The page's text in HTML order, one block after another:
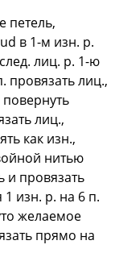
петель,
в 1-м изн. р.
лиц. р. 1-ю
провязать лиц.,
повернуть
лиц.,
как изн.,
нитью
и провязать
изн. р. на 6 п.
желаемое
прямо на